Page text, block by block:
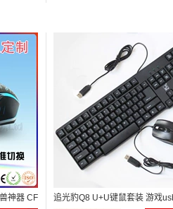
神器 CF
追光豹Q8 U+U键鼠套装 游戏